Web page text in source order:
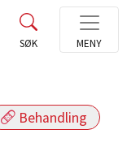
Behandling